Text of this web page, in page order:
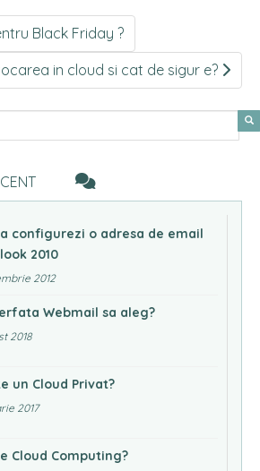
Black Friday ?
in cloud si cat de sigur e?
configurezi o adresa de email
2010
2012
Webmail sa aleg?
2018
un Cloud Privat?
2017
Cloud Computing?